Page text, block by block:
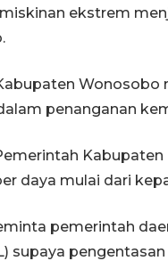
ekstrem
Wonosobo
penanganan
daya mulai dari
pemerintah
supaya